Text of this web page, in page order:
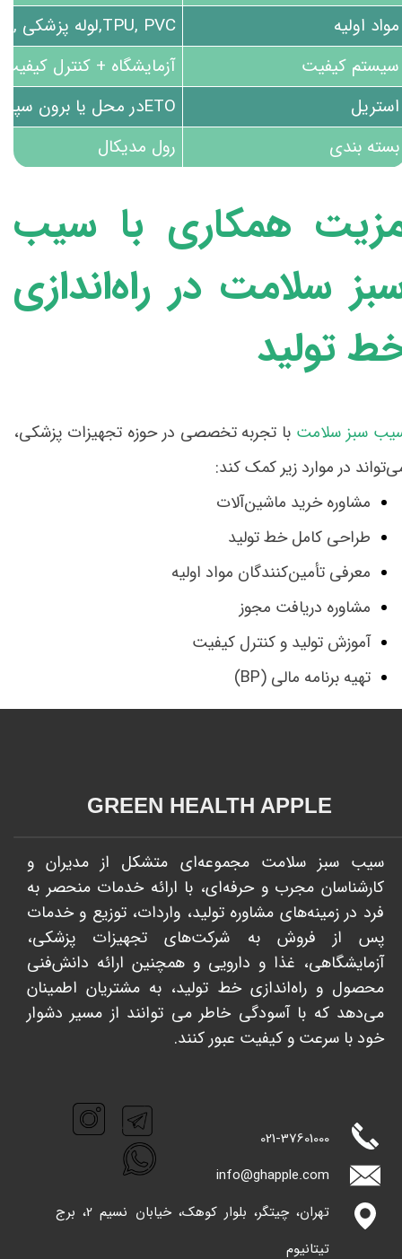
مواد اولیه
TPU, PVC,لوله پزشکی , فیلتر
سیستم کیفیت
آزمایشگاه + کنترل کیفیت
استریل
ETOدر محل یا برون سپاری
بسته بندی
رول مدیکال
همکاری با سیب
سلامت در راه‌اندازی
تولید
سبز سلامت با تجربه تخصصی در حوزه تجهیزات پزشکی،
در موارد زیر کمک کند:
مشاوره خرید ماشین‌آلات
طراحی کامل خط تولید
معرفی تأمین‌کنندگان مواد اولیه
مشاوره دریافت مجوز
آموزش تولید و کنترل کیفیت
تهیه برنامه مالی (BP)
GREEN HEALTH APPLE​​​​​​​
سیب سبز سلامت مجموعه‌ای متشکل از مدیران و
کارشناسان مجرب و حرفه‌ای، با ارائه خدمات منحصر به
فرد در زمینه‌های مشاوره تولید، واردات، توزیع و خدمات
پس از فروش به شرکت‌های تجهیزات پزشکی،
آزمایشگاهی، غذا و دارویی و همچنین ارائه دانش‌فنی
محصول و راه‌اندازی خط تولید، به مشتریان اطمینان
می‌دهد که با آسودگی خاطر می توانند از مسیر دشوار
خود با سرعت و کیفیت عبور کنند. ​​​​​​​
021-37601000
info@ghappl​​​​​​​e.com
تهران، چیتگر، بلوار کوهک، خیابان نسیم 2، برج
تیتانیوم